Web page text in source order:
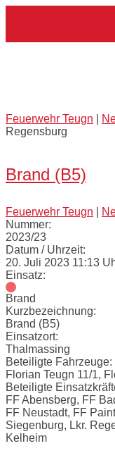
Feuerwehr Teugn
Regensburg
Brand (B5)
Feuerwehr Teugn
Nummer:
2023/23
Datum / Uhrzeit:
20. Juli 2023 11:13
Einsatz:
Brand
Kurzbezeichnung:
Brand (B5)
Einsatzort:
Thalmassing
Beteiligte Fahrzeuge:
Florian Teugn 11/1,
Beteiligte
FF Abensberg, FF
FF Neustadt, FF
Siegenburg, Lkr.
Kelheim